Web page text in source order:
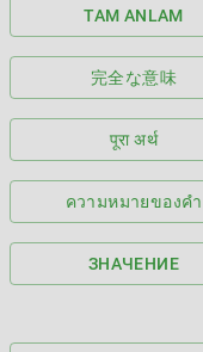
TAM ANLAM
完全な意味
पूरा अर्थ
ความหมายของคำ
ЗНАЧЕНИЕ